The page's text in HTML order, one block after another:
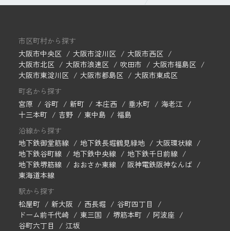
市区町村から探す
大阪市中央区
大阪市淀川区
大阪市西区
大阪市北区
大阪市浪速区 吹田市
大阪市福島区
大阪市東淀川区
大阪市都島区
大阪市東成区
町名から探す
宮原
谷町 新町 本庄西 垂水町
海老江
十三本町
吉野 東中島
福島
沿線から探す
地下鉄御堂筋線
地下鉄長堀鶴見緑地
大阪環状線
地下鉄谷町線
地下鉄中央線
地下鉄千日前線
地下鉄堺筋線
おおさか東線
阪神電鉄阪神なんば
東海道本線
駅から探す
松屋町
新大阪 西長堀
谷町四丁目
ドーム前千代崎
東三国 堺筋本町
阿波座
谷町六丁目
江坂